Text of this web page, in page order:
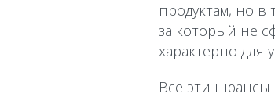
продуктам, но
за который не
характерно для
Все эти нюансы